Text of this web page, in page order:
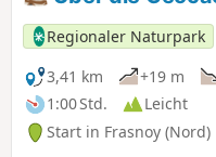
der Heckenlandschaft
imposante Waldmassiv
haben den Namen der
Regionaler Naturpark
3,41 km
+19 m
1:00 Std.
Leicht
Start in Frasnoy (Nord)